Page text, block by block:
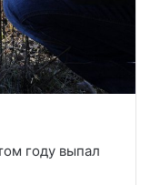
году выпал